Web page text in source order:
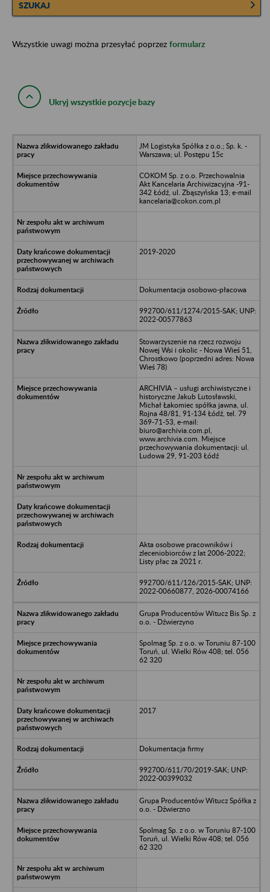
SZUKAJ
Wszystkie uwagi można przesyłać poprzez formularz
Ukryj wszystkie pozycje bazy
JM Logistyka Spółka z o.o.; Sp. k. -
Warszawa; ul. Postępu 15c
COKOM Sp. z o.o. Przechowalnia
Akt Kancelaria Archiwizacyjna -91-
342 Łódź, ul. Zbąszyńska 13; e-mail
kancelaria@cokon.com.pl
2019-2020
Dokumentacja osobowo-płacowa
992700/611/1274/2015-SAK; UNP:
2022-00577863
Stowarzyszenie na rzecz rozwoju
Nowej Wsi i okolic - Nowa Wieś 51,
Chrostkowo (poprzedni adres: Nowa
Wieś 78)
ARCHIVIA – usługi archiwistyczne i
historyczne Jakub Lutosławski,
Michał Łakomiec spółka jawna, ul.
Rojna 48/81, 91-134 Łódź, tel. 79
369-71-53, e-mail:
biuro@archivia.com.pl,
www.archivia.com. Miejsce
przechowywania dokumentacji: ul.
Ludowa 29, 91-203 Łódź
Akta osobowe pracowników i
zleceniobiorców z lat 2006-2022;
Listy płac za 2021 r.
992700/611/126/2015-SAK; UNP:
2022-00660877, 2026-00074166
Grupa Producentów Witucz Bis Sp. z
o.o. - Dźwierzyno
Spolmag Sp. z o.o. w Toruniu 87-100
Toruń, ul. Wielki Rów 408; tel. 056
62 320
2017
Dokumentacja firmy
992700/611/70/2019-SAK; UNP:
2022-00399032
Grupa Producentów Witucz Spółka z
o.o. - Dźwierzno
Spolmag Sp. z o.o. w Toruniu 87-100
Toruń, ul. Wielki Rów 408; tel. 056
62 320